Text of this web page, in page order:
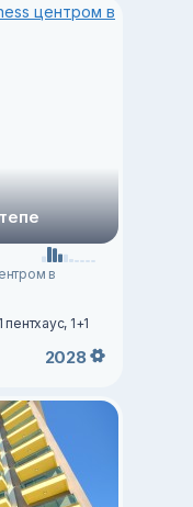
в
пентхаус, 1+1
2028